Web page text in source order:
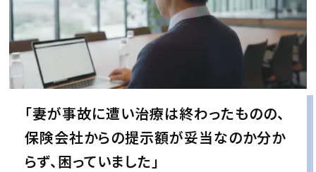
「妻が事故に遭い治療は終わったものの、
保険会社からの提示額が妥当なのか分か
らず、困っていました」